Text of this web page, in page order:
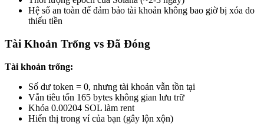
Hệ số an toàn để đảm bảo tài khoản không bao giờ bị xóa do
thiếu tiền
Tài Khoản Trống vs Đã Đóng
Tài khoản trống:
Số dư token = 0, nhưng tài khoản vẫn tồn tại
Vẫn tiêu tốn 165 bytes không gian lưu trữ
Khóa 0.00204 SOL làm rent
Hiển thị trong ví của bạn (gây lộn xộn)